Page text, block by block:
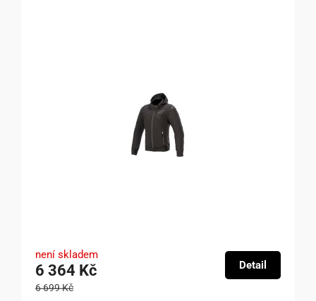
není skladem
6 364 Kč
6 699 Kč
Detail